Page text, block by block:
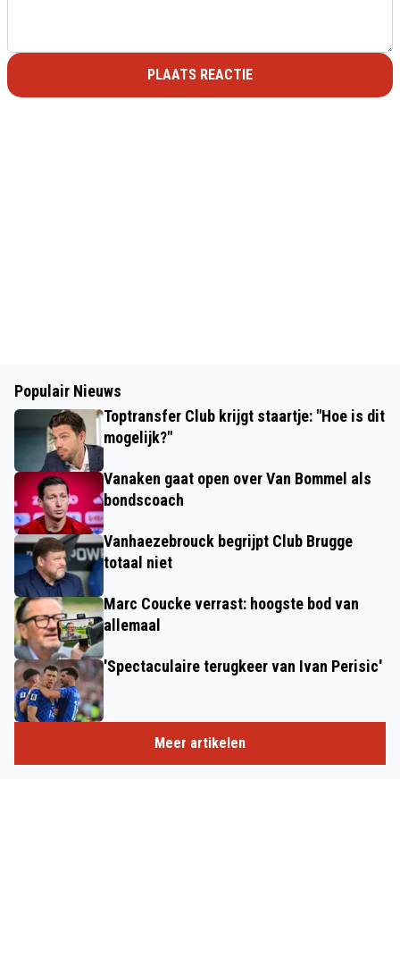
PLAATS REACTIE
Populair Nieuws
Toptransfer Club krijgt staartje: "Hoe is dit
mogelijk?"
Vanaken gaat open over Van Bommel als
bondscoach
Vanhaezebrouck begrijpt Club Brugge
totaal niet
Marc Coucke verrast: hoogste bod van
allemaal
'Spectaculaire terugkeer van Ivan Perisic'
Meer artikelen